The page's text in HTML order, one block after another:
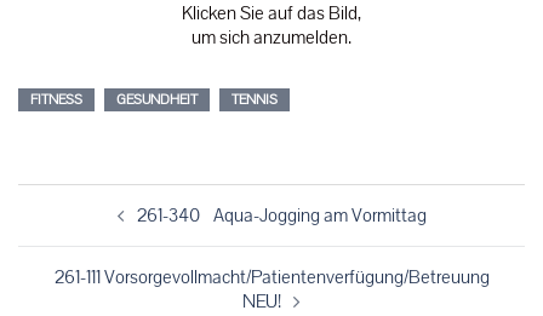
Klicken Sie auf das Bild,
um sich anzumelden.
FITNESS GESUNDHEIT TENNIS
Beitragsnavigation261-340 Aqua-Jogging am Vormittag
261-111 Vorsorgevollmacht/Patientenverfügung/Betreuung
NEU!